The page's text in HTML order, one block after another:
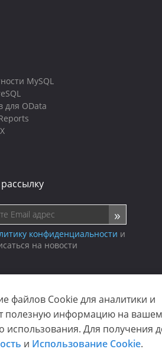
файлов Cookie для аналитики и
полезную информацию на
Для получения
и Использование Cookie.
MySQL
для OData
конфиденциальности и
на новости
All rights reserved.
использования | Связаться с нами